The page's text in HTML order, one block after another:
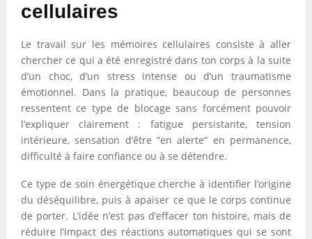
cellulaires
Le travail sur les mémoires cellulaires consiste à aller
chercher ce qui a été enregistré dans ton corps à la suite
d’un choc, d’un stress intense ou d’un traumatisme
émotionnel. Dans la pratique, beaucoup de personnes
ressentent ce type de blocage sans forcément pouvoir
l’expliquer clairement : fatigue persistante, tension
intérieure, sensation d’être “en alerte” en permanence,
difficulté à faire confiance ou à se détendre.
Ce type de soin énergétique cherche à identifier l’origine
du déséquilibre, puis à apaiser ce que le corps continue
de porter. L’idée n’est pas d’effacer ton histoire, mais de
réduire l’impact des réactions automatiques qui se sont